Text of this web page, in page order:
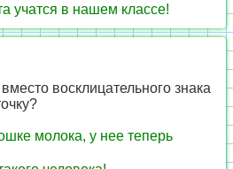
учатся в нашем классе!
восклицательного знака
молока, у нее теперь